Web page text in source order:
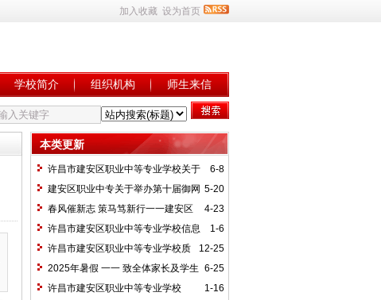
加入收藏 设为首页
学校简介 组织机构 师生来信
本类更新
6-8
许昌市建安区职业中等专业学校关于
第十届御网杯网络安全大赛线上赛成绩公
示
5-20
建安区职业中专关于举办第十届御网
杯网络安全大赛的通知
4-23
春风催新志 策马笃新行一一建安区
职业中专2026年春季学期开学指南及温馨
提醒
1-6
许昌市建安区职业中等专业学校信息
化水平达标建设项目公告
12-25
许昌市建安区职业中等专业学校质
量报告 （2025年）
6-25
2025年暑假 一一 致全体家长及学生
的一封信
1-16
许昌市建安区职业中等专业学校